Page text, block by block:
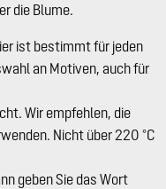
die Blume.
ist bestimmt für jeden
an Motiven, auch für
Wir empfehlen, die
Nicht über 220 °C
geben Sie das Wort